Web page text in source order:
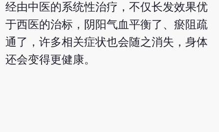
经由中医的系统性治疗，不仅长发效果优
于西医的治标，阴阳气血平衡了、瘀阻疏
通了，许多相关症状也会随之消失，身体
还会变得更健康。